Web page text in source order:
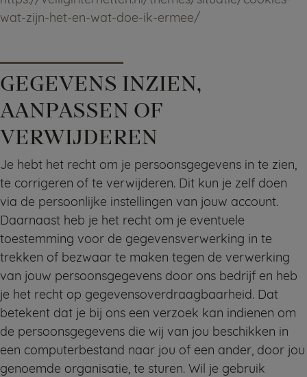
wat-zijn-het-en-wat-doe-ik-ermee/
GEGEVENS INZIEN,
AANPASSEN OF
VERWIJDEREN
Je hebt het recht om je persoonsgegevens in te zien,
te corrigeren of te verwijderen. Dit kun je zelf doen
via de persoonlijke instellingen van jouw account.
Daarnaast heb je het recht om je eventuele
toestemming voor de gegevensverwerking in te
trekken of bezwaar te maken tegen de verwerking
van jouw persoonsgegevens door ons bedrijf en heb
je het recht op gegevensoverdraagbaarheid. Dat
betekent dat je bij ons een verzoek kan indienen om
de persoonsgegevens die wij van jou beschikken in
een computerbestand naar jou of een ander, door jou
genoemde organisatie, te sturen. Wil je gebruik